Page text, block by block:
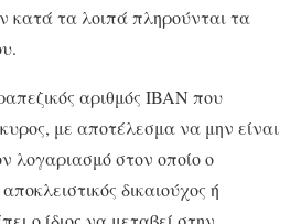
κατά τα λοιπά πληρούνται τα
αριθμός IBAN που
με αποτέλεσμα να μην είναι
λογαριασμό στον οποίο ο
δικαιούχος ή